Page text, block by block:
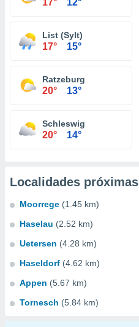
17° 12°
List (Sylt)
17° 15°
Ratzeburg
20° 13°
Schleswig
20° 14°
Localidades próximas
Moorrege (1.45 km)
Haselau (2.52 km)
Uetersen (4.28 km)
Haseldorf (4.62 km)
Appen (5.67 km)
Tornesch (5.84 km)